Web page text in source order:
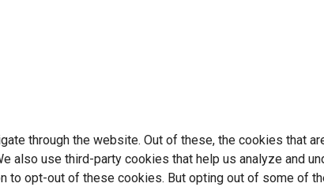
through the website. Out of these, the cookies that
use third-party cookies that help us analyze and
to opt-out of these cookies. But opting out of some of